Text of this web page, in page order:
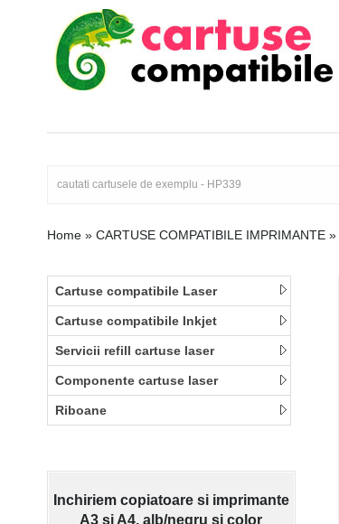
Home » CARTUSE COMPATIBILE IMPRIMANTE »
Cartuse compatibile Laser
Cartuse compatibile Inkjet
Servicii refill cartuse laser
Componente cartuse laser
Riboane
Inchiriem copiatoare si imprimante
A3 si A4, alb/negru si color